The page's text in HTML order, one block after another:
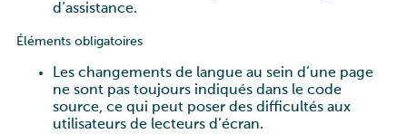
d’assistance.
Éléments obligatoires
Les changements de langue au sein d’une page
ne sont pas toujours indiqués dans le code
source, ce qui peut poser des difficultés aux
utilisateurs de lecteurs d’écran.